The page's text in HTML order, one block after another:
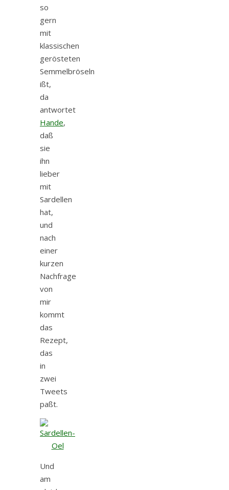
so
gern
mit
klassischen
gerösteten
Semmelbröseln
ißt,
da
antwortet
Hande,
daß
sie
ihn
lieber
mit
Sardellen
hat,
und
nach
einer
kurzen
Nachfrage
von
mir
kommt
das
Rezept,
das
in
zwei
Tweets
paßt.
Und
am